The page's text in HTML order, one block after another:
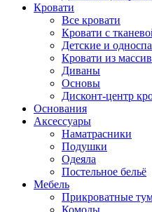
Кровати
Все кровати
Кровати с
Детские и
Кровати из
Диваны
Основы
Дисконт-центр
Основания
Аксессуары
Наматрасники
Подушки
Одеяла
Постельное бельё
Мебель
Прикроватные
Комоды